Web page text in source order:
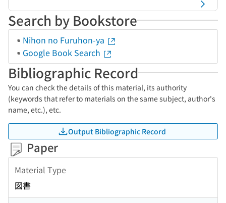
Search by Bookstore
Nihon no Furuhon-ya
Google Book Search
Bibliographic Record
You can check the details of this material, its authority
(keywords that refer to materials on the same subject, author's
name, etc.), etc.
Output Bibliographic Record
Paper
Material Type
図書